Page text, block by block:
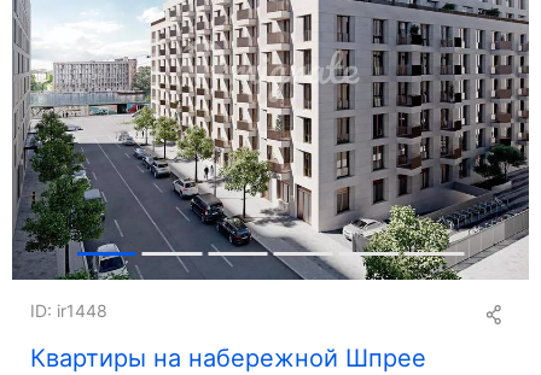
Квартиры на набережной Шпрее
ID: ir1448